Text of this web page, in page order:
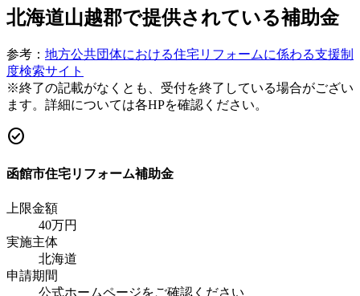
北海道山越郡で提供されている補助金
参考： 地方公共団体における住宅リフォームに係わる支援制
度検索サイト
※終了の記載がなくとも、受付を終了している場合がござい
ます。詳細については各HPを確認ください。
check_circle
函館市住宅リフォーム補助金
上限金額
40万円
実施主体
北海道
申請期間
公式ホームページをご確認ください